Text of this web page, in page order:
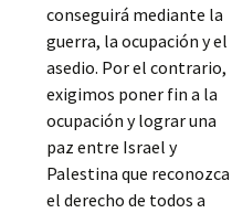
conseguirá mediante la
guerra, la ocupación y el
asedio. Por el contrario,
exigimos poner fin a la
ocupación y lograr una
paz entre Israel y
Palestina que reconozca
el derecho de todos a